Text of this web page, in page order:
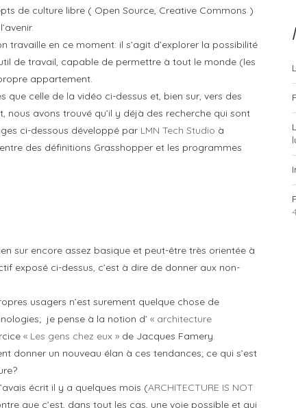
de culture libre ( Open Source, Creative Commons )
en ce moment: il s’agit d’explorer la possibilité
de travail, capable de permettre à tout le monde (les
appartement.
celle de la vidéo ci-dessus et, bien sur, vers des
nous avons trouvé qu’il y déjà des recherche qui sont
ci-dessous développé par LMN Tech Studio à
des définitions Grasshopper et les programmes
sur encore assez basique et peut-être très orientée à
exposé ci-dessus, c’est à dire de donner aux non-
usagers n’est surement quelque chose de
je pense à la notion d’ « architecture
« Les gens chez eux » de Jacques Famery.
donner un nouveau élan à ces tendances; ce qui s’est
écrit il y a quelques mois (ARCHITECTURE IS NOT
que c’est, dans tout les cas, une voie possible et qui